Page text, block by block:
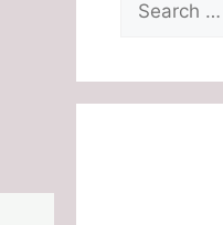
for: